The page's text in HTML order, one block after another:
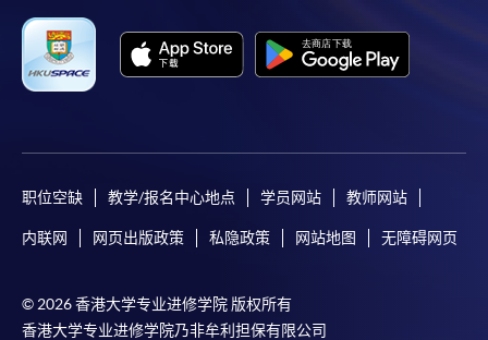
學費。
本學院為學院開設的其中一些課程提供在線服務的平台。雖然
卻不能為這些資訊作出任何明確或隱含的保證。本學院尤其不
準確、資訊適合任何目的、資訊不含電腦病毒等。
职位空缺 教学/报名中心地点 学员网站 教师网站
内联网 网页出版政策 私隐政策 网站地图 无障碍网页
© 2026 香港大学专业进修学院 版权所有
香港大学专业进修学院乃非牟利担保有限公司